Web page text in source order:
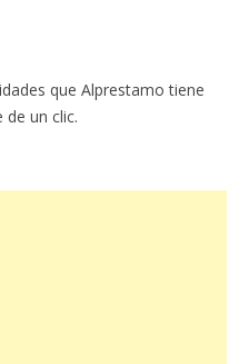
que Alprestamo tiene
de un clic.